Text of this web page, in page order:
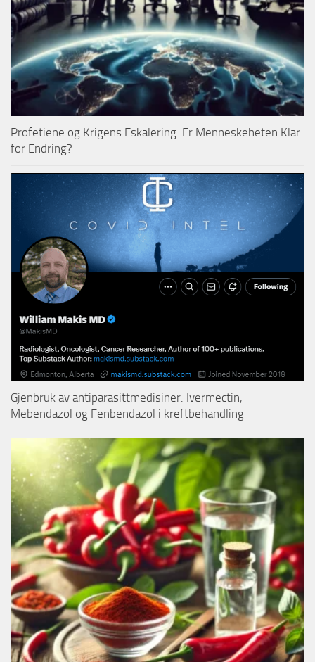
Profetiene og Krigens Eskalering: Er Menneskeheten Klar
for Endring?
Gjenbruk av antiparasittmedisiner: Ivermectin,
Mebendazol og Fenbendazol i kreftbehandling